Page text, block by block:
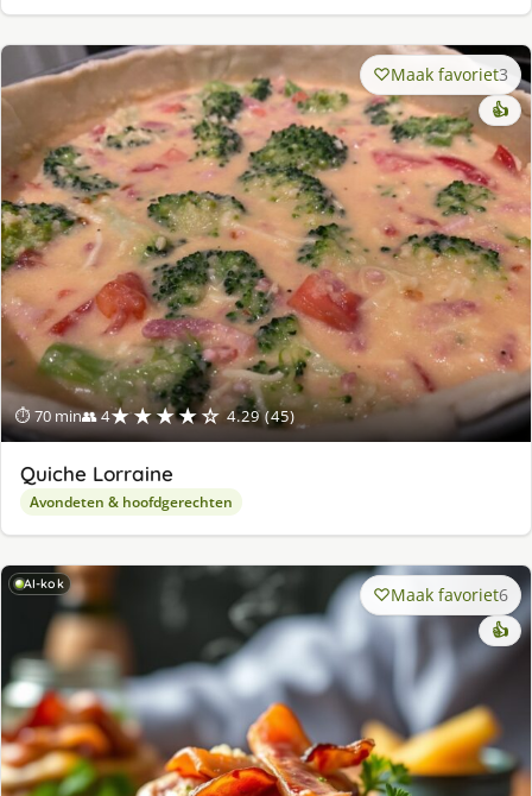
⏱ 70 min👥 4★★★★☆ 4.29 (45)
Maak favoriet3
👍
Quiche Lorraine
Avondeten & hoofdgerechten
AI-kok Maak favoriet6
👍